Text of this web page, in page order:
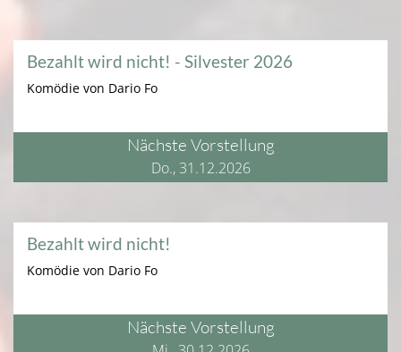
Bezahlt wird nicht!
Komödie von Dario Fo
Nächste Vorstellung
Bezahlt wird nicht! - Silvester 2026
Komödie von Dario Fo
Nächste Vorstellung
Do., 31.12.2026